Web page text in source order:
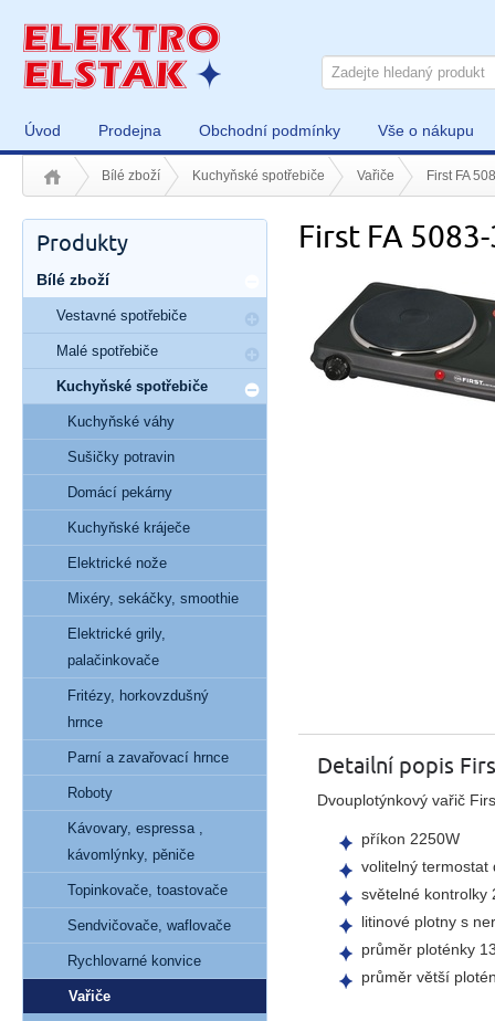
Úvod Prodejna Obchodní podmínky Vše o nákupu
Bílé zboží Kuchyňské spotřebiče Vařiče First FA
First FA
Detailní popis
Dvouplotýnkový vařič
příkon 2250W
volitelný termostat
světelné kontrolky
litinové plotny s
průměr ploténky
průměr větší
Produkty
Bílé zboží
Vestavné spotřebiče
Malé spotřebiče
Kuchyňské spotřebiče
Kuchyňské váhy
Sušičky potravin
Domácí pekárny
Kuchyňské kráječe
Elektrické nože
Mixéry, sekáčky, smoothie
Elektrické grily,
palačinkovače
Fritézy, horkovzdušný
hrnce
Parní a zavařovací hrnce
Roboty
Kávovary, espressa ,
kávomlýnky, pěniče
Topinkovače, toastovače
Sendvičovače, waflovače
Rychlovarné konvice
Vařiče